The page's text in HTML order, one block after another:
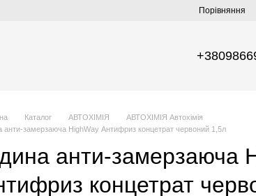
Порівняння
Каталог АВТОХІМІЯ
АВТОХІМІЯ Автохімія
анти-замерзаюча HighWay Антифриз концетрат червоний 1,5л
анти-замерзаюча
концетрат